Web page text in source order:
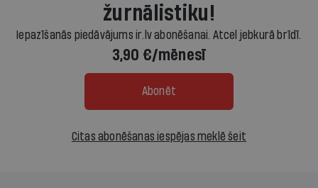
žurnālistiku!
Iepazīšanās piedāvājums ir.lv abonēšanai. Atcel jebkurā brīdī.
3,90 €/mēnesī
Abonēt
Citas abonēšanas iespējas meklē šeit